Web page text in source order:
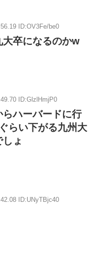
ID:OV3Fe/be0
大卒になるのかw
ID:GlzlHmjP0
ハーバードに行
らい下がる九州大
ょ
ID:UNyTBjc40